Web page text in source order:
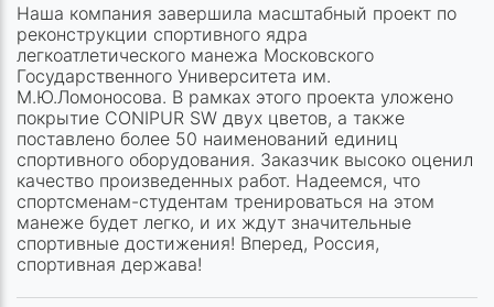
Наша компания завершила масштабный проект по
реконструкции спортивного ядра
легкоатлетического манежа Московского
Государственного Университета им.
М.Ю.Ломоносова. В рамках этого проекта уложено
покрытие CONIPUR SW двух цветов, а также
поставлено более 50 наименований единиц
спортивного оборудования. Заказчик высоко оценил
качество произведенных работ. Надеемся, что
спортсменам-студентам тренироваться на этом
манеже будет легко, и их ждут значительные
спортивные достижения! Вперед, Россия,
спортивная держава!